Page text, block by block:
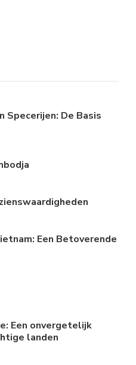
Specerijen: De Basis
Een Betoverende
Een onvergetelijk
landen